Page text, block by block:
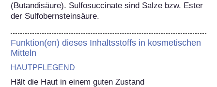
(Butandisäure). Sulfosuccinate sind Salze bzw. Ester
der Sulfobernsteinsäure.
Funktion(en) dieses Inhaltsstoffs in kosmetischen
Mitteln
HAUTPFLEGEND
Hält die Haut in einem guten Zustand